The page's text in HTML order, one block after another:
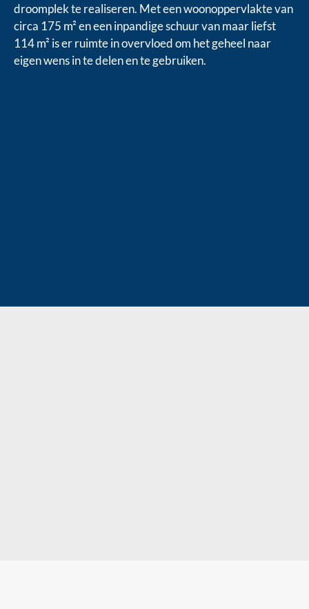
droomplek te realiseren. Met een woonoppervlakte van
circa 175 m² en een inpandige schuur van maar liefst
114 m² is er ruimte in overvloed om het geheel naar
eigen wens in te delen en te gebruiken.